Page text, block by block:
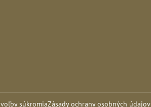
súkromiaZásady ochrany osobných údajov